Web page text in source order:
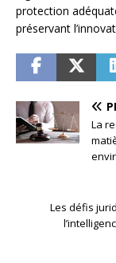
protection
préservant
La
Les défis